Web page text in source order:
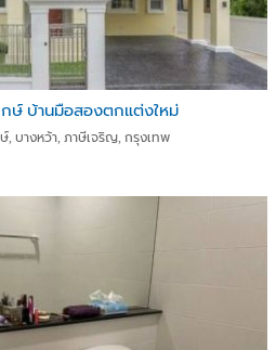
กษ์ บ้านมือสองตกแต่งใหม่
างหว้า, ภาษีเจริญ, กรุงเทพ